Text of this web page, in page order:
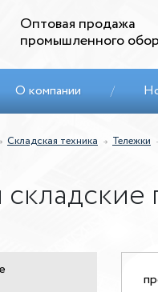
Оптовая продажа
промышленного
О компании /
Складская техника Тележки